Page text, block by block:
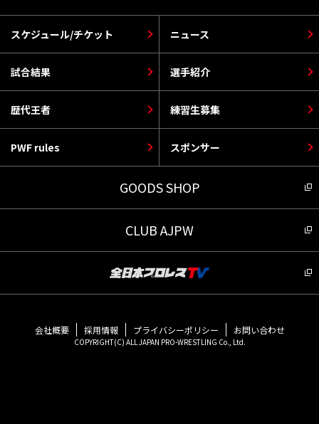
スケジュール/チケット
選手紹介
PWF rules
ニュース
歴代王者
スポンサー
試合結果
練習生募集
GOODS SHOP
CLUB AJPW
会社概要 採用情報 プライバシーポリシー お問い合わせ
COPYRIGHT(C) ALL JAPAN PRO-WRESTLING Co., Ltd.